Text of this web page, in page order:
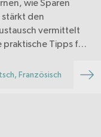
wie Sparen
den
vermittelt
Tipps für
Französisch